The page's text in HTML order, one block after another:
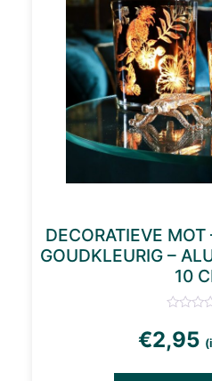
DECORATIEVE
GOUDKLEURIG –
10
€2,95